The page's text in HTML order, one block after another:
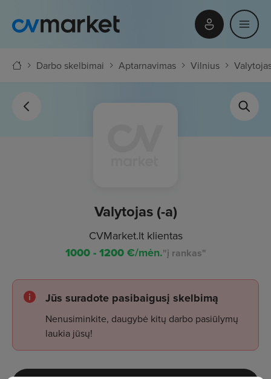
Darbo skelbimai Aptarnavimas Vilnius
Valytojas (-a)
CVMarket.lt klientas
1000 - 1200€/mėn."į rankas"
Jūs suradote pasibaigusį skelbimą
Nenusiminkite, daugybė kitų darbo pasiūlymų
laukia jūsų!